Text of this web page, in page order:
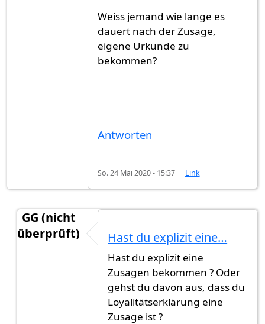
Weiss jemand wie lange es
dauert nach der Zusage,
eigene Urkunde zu
bekommen?
Antworten
So. 24 Mai 2020 - 15:37 Link
GG (nicht
überprüft)
Einbürgerung in Stuttgartvon
Hast du explizit eine…
Hast du explizit eine
Zusagen bekommen ? Oder
gehst du davon aus, dass du
Loyalitätserklärung eine
Zusage ist ?